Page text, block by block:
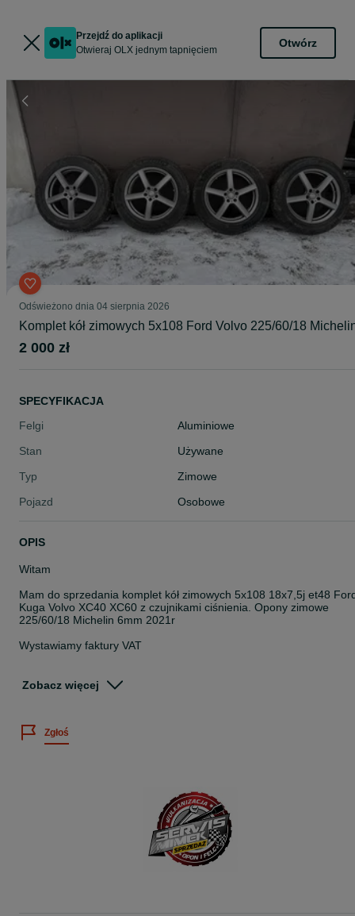
Przejdź do aplikacji
Otwieraj OLX jednym tapnięciem
Otwórz
Odświeżono dnia 04 sierpnia 2026
Komplet kół zimowych 5x108 Ford Volvo 225/60/18
2 000 zł
SPECYFIKACJA
Felgi
Aluminiowe
Stan
Używane
Typ
Zimowe
Pojazd
Osobowe
OPIS
Witam
Mam do sprzedania komplet kół zimowych 5x108 18x7,5j et48
Kuga Volvo XC40 XC60 z czujnikami ciśnienia. Opony zimowe
225/60/18 Michelin 6mm 2021r
Wystawiamy faktury VAT
Możliwość wysyłki kurierem.
Zobacz więcej
Zgłoś